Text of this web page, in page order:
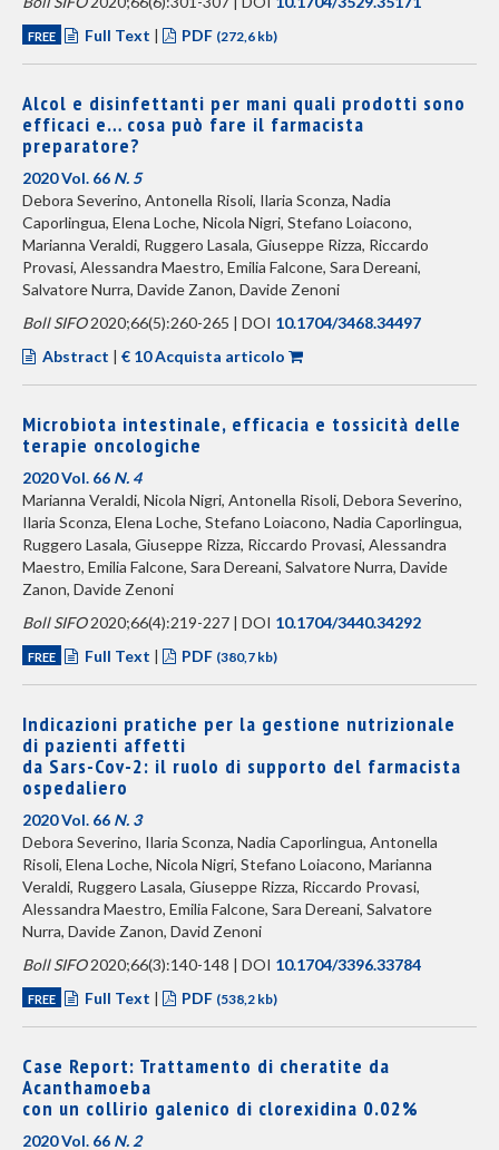
FREE Full Text | PDF (272,6 kb)
Alcol e disinfettanti per mani quali prodotti sono
efficaci e… cosa può fare il farmacista
preparatore?
2020 Vol. 66 N. 5
Debora Severino, Antonella Risoli, Ilaria Sconza, Nadia
Caporlingua, Elena Loche, Nicola Nigri, Stefano Loiacono,
Marianna Veraldi, Ruggero Lasala, Giuseppe Rizza, Riccardo
Provasi, Alessandra Maestro, Emilia Falcone, Sara Dereani,
Salvatore Nurra, Davide Zanon, Davide Zenoni
Boll SIFO2020;66(5):260-265 | DOI 10.1704/3468.34497
Abstract | € 10 Acquista articolo
Microbiota intestinale, efficacia e tossicità delle
terapie oncologiche
2020 Vol. 66 N. 4
Marianna Veraldi, Nicola Nigri, Antonella Risoli, Debora Severino,
Ilaria Sconza, Elena Loche, Stefano Loiacono, Nadia Caporlingua,
Ruggero Lasala, Giuseppe Rizza, Riccardo Provasi, Alessandra
Maestro, Emilia Falcone, Sara Dereani, Salvatore Nurra, Davide
Zanon, Davide Zenoni
Boll SIFO2020;66(4):219-227 | DOI 10.1704/3440.34292
FREE Full Text | PDF (380,7 kb)
Indicazioni pratiche per la gestione nutrizionale
di pazienti affetti
da Sars-Cov-2: il ruolo di supporto del farmacista
ospedaliero
2020 Vol. 66 N. 3
Debora Severino, Ilaria Sconza, Nadia Caporlingua, Antonella
Risoli, Elena Loche, Nicola Nigri, Stefano Loiacono, Marianna
Veraldi, Ruggero Lasala, Giuseppe Rizza, Riccardo Provasi,
Alessandra Maestro, Emilia Falcone, Sara Dereani, Salvatore
Nurra, Davide Zanon, David Zenoni
Boll SIFO2020;66(3):140-148 | DOI 10.1704/3396.33784
FREE Full Text | PDF (538,2 kb)
Case Report: Trattamento di cheratite da
Acanthamoeba
con un collirio galenico di clorexidina 0.02%
2020 Vol. 66 N. 2